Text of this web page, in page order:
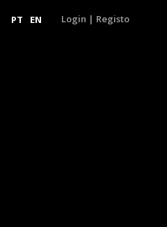
PT EN Login | Registo